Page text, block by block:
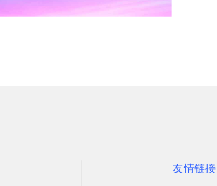
友情链接